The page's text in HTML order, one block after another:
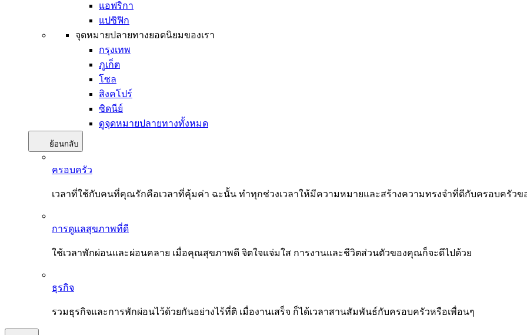
แอฟริกา
แปซิฟิก
จุดหมายปลายทางยอดนิยมของเรา
กรุงเทพ
ภูเก็ต
โซล
สิงคโปร์
ซิดนีย์
ดูจุดหมายปลายทางทั้งหมด
ย้อนกลับ
ครอบครัว
เวลาที่ใช้กับคนที่คุณรักคือเวลาที่คุ้มค่า ฉะนั้น ทำทุกช่วงเวลาให้มีความหมายและสร้างความทรงจำที่ดีกับครอบครัว
การดูแลสุขภาพที่ดี
ใช้เวลาพักผ่อนและผ่อนคลาย เมื่อคุณสุขภาพดี จิตใจแจ่มใส การงานและชีวิตส่วนตัวของคุณก็จะดีไปด้วย
ธุรกิจ
รวมธุรกิจและการพักผ่อนไว้ด้วยกันอย่างไร้ที่ติ เมื่องานเสร็จ ก็ได้เวลาสานสัมพันธ์กับครอบครัวหรือเพื่อนๆ